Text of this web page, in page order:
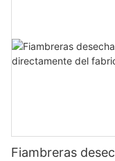
Fiambreras